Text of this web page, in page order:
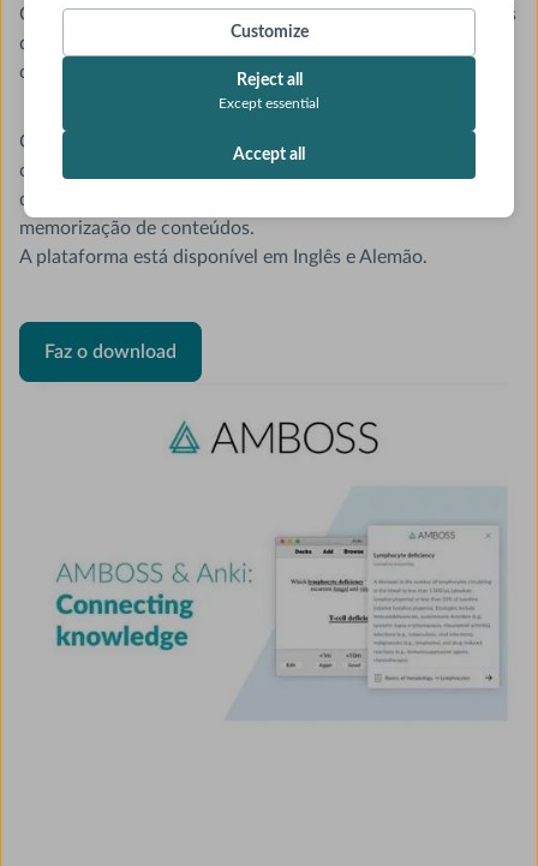
Customize
Reject all
Except essential
Accept all
O Anki é um software gratuito e open source de flash cards
que utiliza a técnica de spaced repetition para aumentar a
capacidade de memorização de estudantes.
O software oferece “baralhos” (decks) criados pela
comunidade de usuários sobre diferentes tópicos médicos,
que podem ser utilizados como um material auxiliar para
memorização de conteúdos.
A plataforma está disponível em Inglês e Alemão.
Faz o download